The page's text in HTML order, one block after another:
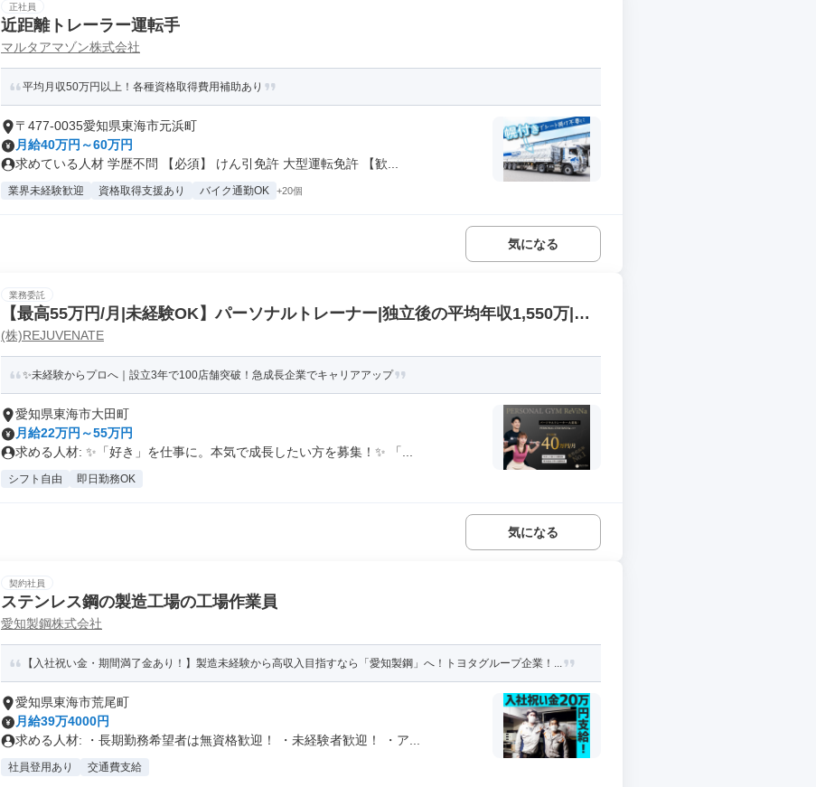
正社員
近距離トレーラー運転手
マルタアマゾン株式会社
平均月収50万円以上！各種資格取得費用補助あり
〒477-0035愛知県東海市元浜町
月給40万円～60万円
求めている人材 学歴不問 【必須】 けん引免許 大型運転免許 【歓...
業界未経験歓迎 資格取得支援あり バイク通勤OK +20個
気になる
業務委託
【最高55万円/月|未経験OK】パーソナルトレーナー|独立後の平均年収1,550万|太
田川店
(株)REJUVENATE
✨未経験からプロへ｜設立3年で100店舗突破！急成長企業でキャリアアップ
愛知県東海市大田町
月給22万円～55万円
求める人材: ✨「好き」を仕事に。本気で成長したい方を募集！✨ 「...
シフト自由 即日勤務OK
気になる
契約社員
ステンレス鋼の製造工場の工場作業員
愛知製鋼株式会社
【入社祝い金・期間満了金あり！】製造未経験から高収入目指すなら「愛知製鋼」へ！トヨタグループ企業！...
愛知県東海市荒尾町
月給39万4000円
求める人材: ・長期勤務希望者は無資格歓迎！ ・未経験者歓迎！ ・ア...
社員登用あり 交通費支給